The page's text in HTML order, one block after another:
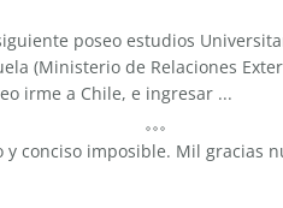
poseo estudios
(Ministerio de Relaciones
irme a Chile, e ingresar ...
conciso imposible. Mil gracias